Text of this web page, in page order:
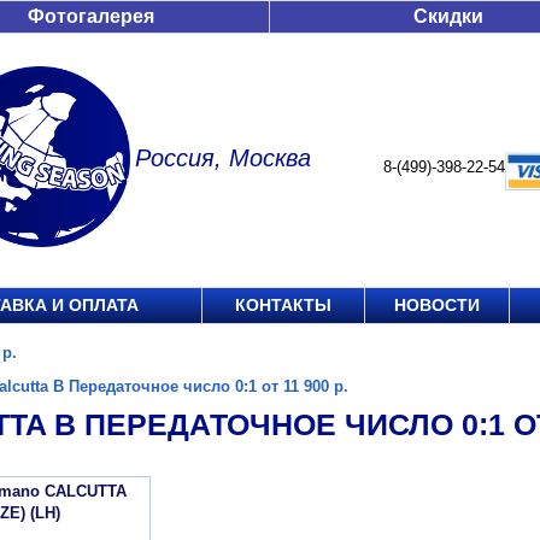
Фотогалерея Скидки
Россия, Москва 8-(499)-398-22-54
И ОПЛАТА КОНТАКТЫ НОВОСТИ
B Передаточное число 0:1 от 11 900 р.
B ПЕРЕДАТОЧНОЕ ЧИСЛО 0:1
CALCUTTA
(LH)